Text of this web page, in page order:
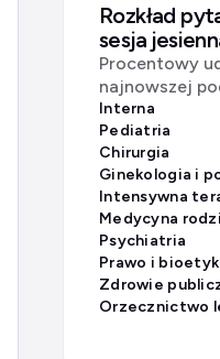
Rozkład
sesja
Procentowy
najnowszej
Interna
Pediatria
Chirurgia
Ginekologia i
Intensywna
Medycyna
Psychiatria
Prawo i
Zdrowie
Orzecznictwo